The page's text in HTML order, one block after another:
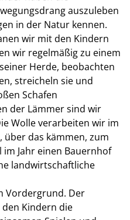
auszuleben
in der Natur kennen.
wir mit den Kindern
wir regelmäßig zu einem
Herde, beobachten
streicheln sie und
Schafen
der Lämmer sind wir
Wolle verarbeiten wir im
über das kämmen, zum
im Jahr einen Bauernhof
landwirtschaftliche
Vordergrund. Der
Kindern die